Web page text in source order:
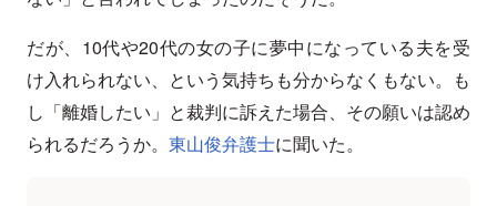
だが、10代や20代の女の子に夢中になっている夫を受
け入れられない、という気持ちも分からなくもない。も
し「離婚したい」と裁判に訴えた場合、その願いは認め
られるだろうか。 東山俊弁護士に聞いた。